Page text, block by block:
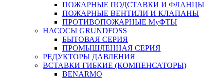
ПОЖАРНЫЕ ПОДСТАВКИ И ФЛАНЦЫ
ПОЖАРНЫЕ ВЕНТИЛИ И КЛАПАНЫ
ПРОТИВОПОЖАРНЫЕ МуФТЫ
НАСОСЫ GRUNDFOSS
БЫТОВАЯ СЕРИЯ
ПРОМЫШЛЕННАЯ СЕРИЯ
РЕДУКТОРЫ ДАВЛЕНИЯ
ВСТАВКИ ГИБКИЕ (КОМПЕНСАТОРЫ)
BENARMO